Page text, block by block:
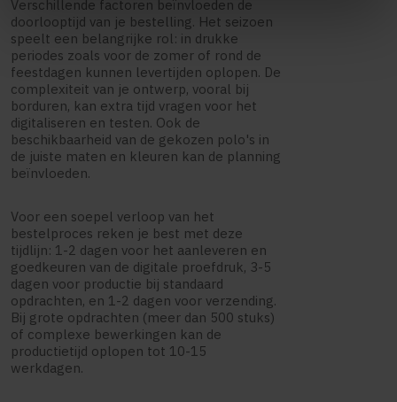
Verschillende factoren beïnvloeden de
doorlooptijd van je bestelling. Het seizoen
speelt een belangrijke rol: in drukke
periodes zoals voor de zomer of rond de
feestdagen kunnen levertijden oplopen. De
complexiteit van je ontwerp, vooral bij
borduren, kan extra tijd vragen voor het
digitaliseren en testen. Ook de
beschikbaarheid van de gekozen polo's in
de juiste maten en kleuren kan de planning
beïnvloeden.
Voor een soepel verloop van het
bestelproces reken je best met deze
tijdlijn: 1-2 dagen voor het aanleveren en
goedkeuren van de digitale proefdruk, 3-5
dagen voor productie bij standaard
opdrachten, en 1-2 dagen voor verzending.
Bij grote opdrachten (meer dan 500 stuks)
of complexe bewerkingen kan de
productietijd oplopen tot 10-15
werkdagen.